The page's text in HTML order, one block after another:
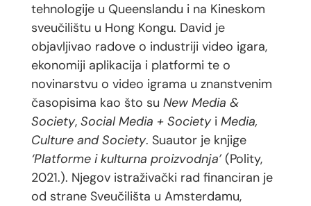
tehnologije u Queenslandu i na Kineskom
sveučilištu u Hong Kongu. David je
objavljivao radove o industriji video igara,
ekonomiji aplikacija i platformi te o
novinarstvu o video igrama u znanstvenim
časopisima kao što su New Media &
Society, Social Media + Societyi Media,
Culture and Society. Suautor je knjige
‘Platforme i kulturna proizvodnja’(Polity,
2021.). Njegov istraživački rad financiran je
od strane Sveučilišta u Amsterdamu,